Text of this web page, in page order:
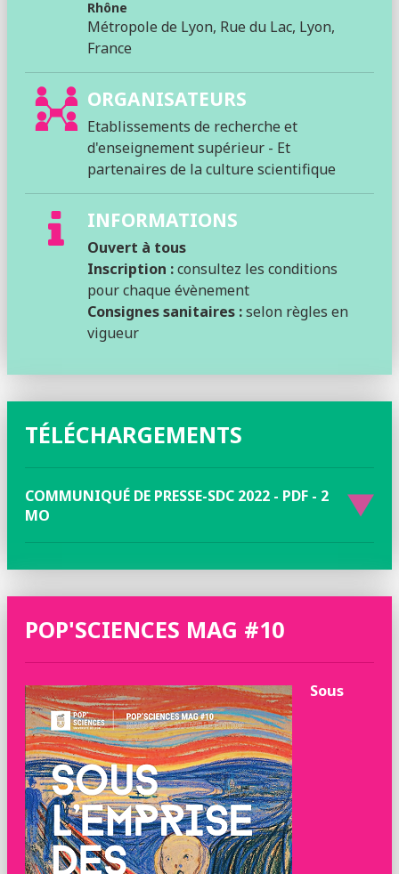
Rhône
Métropole de Lyon, Rue du Lac, Lyon,
France
ORGANISATEURS
Etablissements de recherche et
d'enseignement supérieur - Et
partenaires de la culture scientifique
INFORMATIONS
Ouvert à tous
Inscription :consultez les conditions
pour chaque évènement
Consignes sanitaires :selon règles en
vigueur
TÉLÉCHARGEMENTS
COMMUNIQUÉ DE PRESSE-SDC 2022 - PDF - 2
MO
POP'SCIENCES MAG #10
Sous